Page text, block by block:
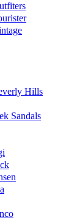
Hills
Sandals